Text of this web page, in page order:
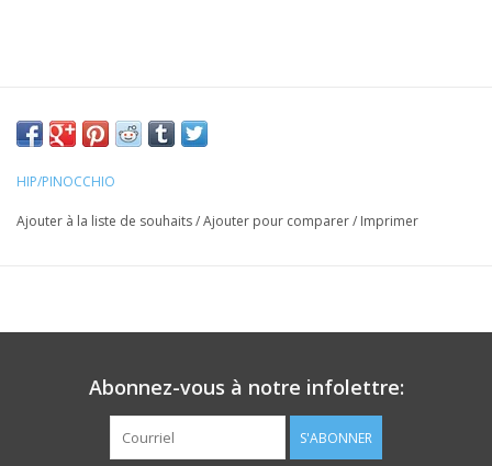
HIP/PINOCCHIO
Ajouter à la liste de souhaits/Ajouter pour comparer/ Imprimer
Abonnez-vous à notre infolettre:
S'ABONNER